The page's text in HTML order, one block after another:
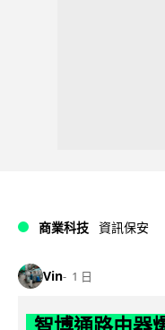
商業科技 資訊保安
Vin 1 日